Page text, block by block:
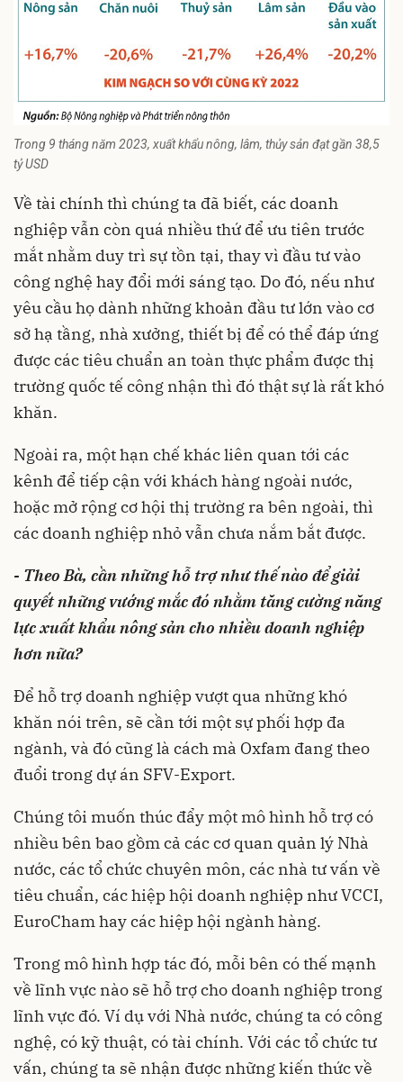
Trong 9 tháng năm 2023, xuất khẩu nông, lâm, thủy sản đạt gần 38,5
tỷ USD
Về tài chính thì chúng ta đã biết, các doanh
nghiệp vẫn còn quá nhiều thứ để ưu tiên trước
mắt nhằm duy trì sự tồn tại, thay vì đầu tư vào
công nghệ hay đổi mới sáng tạo. Do đó, nếu như
yêu cầu họ dành những khoản đầu tư lớn vào cơ
sở hạ tầng, nhà xưởng, thiết bị để có thể đáp ứng
được các tiêu chuẩn an toàn thực phẩm được thị
trường quốc tế công nhận thì đó thật sự là rất khó
khăn.
Ngoài ra, một hạn chế khác liên quan tới các
kênh để tiếp cận với khách hàng ngoài nước,
hoặc mở rộng cơ hội thị trường ra bên ngoài, thì
các doanh nghiệp nhỏ vẫn chưa nắm bắt được.
- Theo Bà, cần những hỗ trợ như thế nào để giải
quyết những vướng mắc đó nhằm tăng cường năng
lực xuất khẩu nông sản cho nhiều doanh nghiệp
hơn nữa?
Để hỗ trợ doanh nghiệp vượt qua những khó
khăn nói trên, sẽ cần tới một sự phối hợp đa
ngành, và đó cũng là cách mà Oxfam đang theo
đuổi trong dự án SFV-Export.
Chúng tôi muốn thúc đẩy một mô hình hỗ trợ có
nhiều bên bao gồm cả các cơ quan quản lý Nhà
nước, các tổ chức chuyên môn, các nhà tư vấn về
tiêu chuẩn, các hiệp hội doanh nghiệp như VCCI,
EuroCham hay các hiệp hội ngành hàng.
Trong mô hình hợp tác đó, mỗi bên có thế mạnh
về lĩnh vực nào sẽ hỗ trợ cho doanh nghiệp trong
lĩnh vực đó. Ví dụ với Nhà nước, chúng ta có công
nghệ, có kỹ thuật, có tài chính. Với các tổ chức tư
vấn, chúng ta sẽ nhận được những kiến thức về